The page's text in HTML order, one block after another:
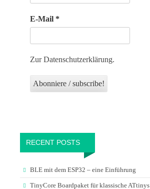
E-Mail *
Zur Datenschutzerklärung.
RECENT POSTS
BLE mit dem ESP32 – eine Einführung
TinyCore Boardpaket für klassische ATtinys